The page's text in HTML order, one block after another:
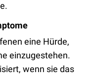
eine Hürde,
einzugestehen.
wenn sie das